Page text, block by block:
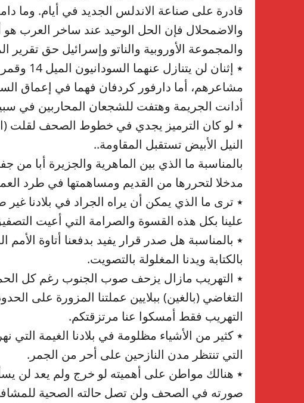
قادرة على صناعة الاندلس الجديد في أيام. وما
والاضمحلال فإن الحل الوحيد عند ساخر العرب
والمجموعة الأوروبية والناتو وإسرائيل حق تقرير
مشاعرهم، أما دارفور كردفان فهما في إعماق
أدانت الجريمة وهتفت للشجعان المحاربين في
٭ لو كان الترميز يجدي في خطوط الصحف لقلت
النيل الأبيض تستقبل المقاومة..
بالمناسبة ما الذي بين الماهرية والجزيرة أبا
مدخلا لتحررها من القديم ومساهمتها في طرد
٭ ترى ما الذي يمكن أن يراه الجراد في بلادنا
علينا بكل هذه القسوة والصرامة التي أعيت
٭ بالمناسبة هل صدر قرار يفيد بدفعنا أتاوة الأمم
بالكتابة ويدنا المغلولة بالتصويت.
٭ التهريب مازال يزحف صوب الجنوب رغم كل
التغاضي (بالغين) ببلايين عملتنا المزورة على
التهريب فقط أمسكوا عنا مرتزقتكم.
٭ كثير من الأشياء مظلومة في بلادنا الغيمة التي
التي تنتظر مدن النازحين على أحر من الجمر.
٭ هنالك مواطن على أهميته لو خرج ولم يعد لن
صورته في الصحف ولن تصل حالته الصحية